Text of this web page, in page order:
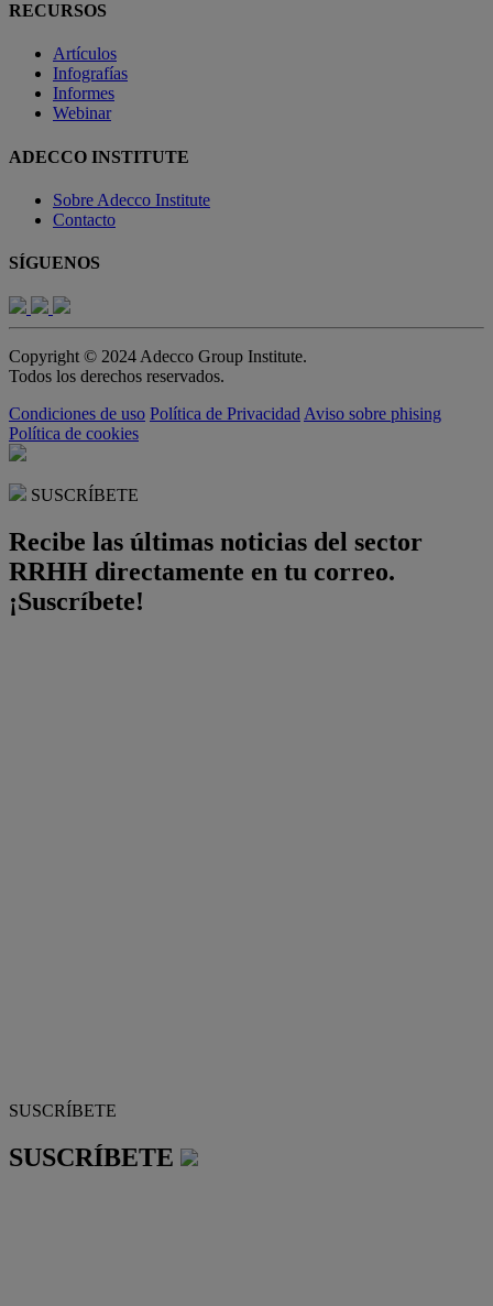
RECURSOS
Artículos
Infografías
Informes
Webinar
ADECCO INSTITUTE
Sobre Adecco Institute
Contacto
SÍGUENOS
Copyright © 2024 Adecco Group Institute.
Todos los derechos reservados.
Condiciones de uso Política de PrivacidadAviso sobre phising
Política de cookies
SUSCRÍBETE
Recibe las últimas noticias del sector
RRHH directamente en tu correo.
¡Suscríbete!
SUSCRÍBETE
SUSCRÍBETE